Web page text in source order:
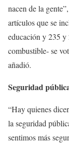
nacen de la
artículos que se
educación y 235 y
combustible- se
añadió.
Seguridad
“Hay quienes
la seguridad
sentimos más